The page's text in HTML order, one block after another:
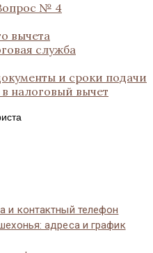
№ 4
вычета
служба
и сроки подачи
налоговый вычет
и контактный телефон
адреса и график